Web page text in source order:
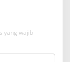
yang wajib